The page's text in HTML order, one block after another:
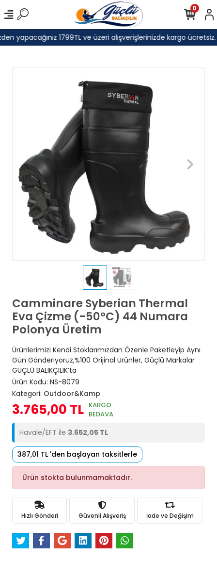
yapacağınız 1799TL ve üzeri alışverişlerinizde kargo ücretsiz.
0
Camminare Syberian Thermal
Eva Çizme (-50°C) 44 Numara
Polonya Üretim
Ürünlerimizi Kendi Stoklarımızdan Özenle Paketleyip Aynı
Gün Gönderiyoruz,%100 Orijinal Ürünler, Güçlü Markalar
GÜÇLÜ BALIKÇILIK’ta
Ürün Kodu: NS-8079
Kategori: Outdoor&Kamp
3.765,00 TL KARGO
BEDAVA
Havale/EFT ile 3.652,05 TL
387,01 TL 'den başlayan taksitlerle
Ürün stokta bulunmamaktadır.
Hızlı Gönderi Güvenli Alışveriş İade ve Değişim